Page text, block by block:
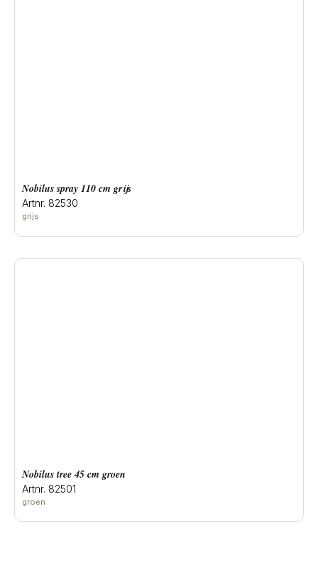
Nobilus spray 110 cm grijs
Artnr. 82530
grijs
Nobilus tree 45 cm groen
Artnr. 82501
groen